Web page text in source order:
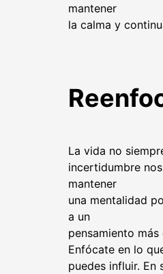
mantener
la calma y
La vida no
incertidumbre
mantener
una mentalidad
a un
pensamiento
Enfócate en lo
puedes influir. En